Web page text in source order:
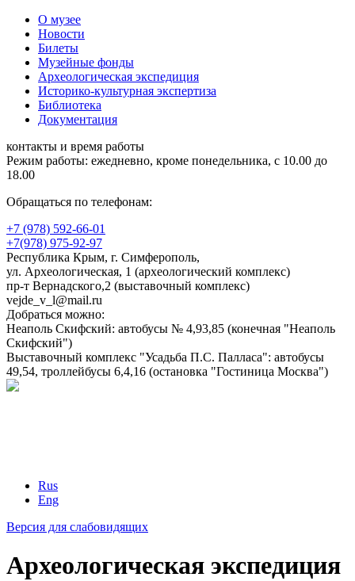
О музее
Новости
Билеты
Музейные фонды
Археологическая экспедиция
Историко-культурная экспертиза
Библиотека
Документация
контакты и время работы
Режим работы: ежедневно, кроме понедельника, с 10.00 до
18.00
Обращаться по телефонам:
+7 (978) 592-66-01
+7(978) 975-92-97
Республика Крым, г. Симферополь,
ул. Археологическая, 1 (археологический комплекс)
пр-т Вернадского,2 (выставочный комплекс)
vejde_v_l@mail.ru
Добраться можно:
Неаполь Скифский: автобусы № 4,93,85 (конечная "Неаполь
Скифский")
Выставочный комплекс "Усадьба П.С. Палласа": автобусы
49,54, троллейбусы 6,4,16 (остановка "Гостиница Москва")
Rus
Eng
Версия для слабовидящих
Археологическая экспедиция